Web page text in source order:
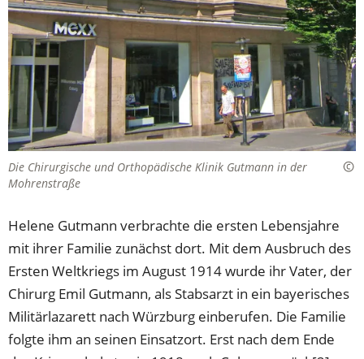
Die Chirurgische und Orthopädische Klinik Gutmann in der
Mohrenstraße
Helene Gutmann verbrachte die ersten Lebensjahre
mit ihrer Familie zunächst dort. Mit dem Ausbruch des
Ersten Weltkriegs im August 1914 wurde ihr Vater, der
Chirurg Emil Gutmann, als Stabsarzt in ein bayerisches
Militärlazarett nach Würzburg einberufen. Die Familie
folgte ihm an seinen Einsatzort. Erst nach dem Ende